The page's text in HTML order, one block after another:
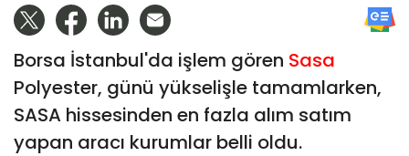
Borsa İstanbul'da işlem gören Sasa
Polyester, günü yükselişle tamamlarken,
SASA hissesinden en fazla alım satım
yapan aracı kurumlar belli oldu.